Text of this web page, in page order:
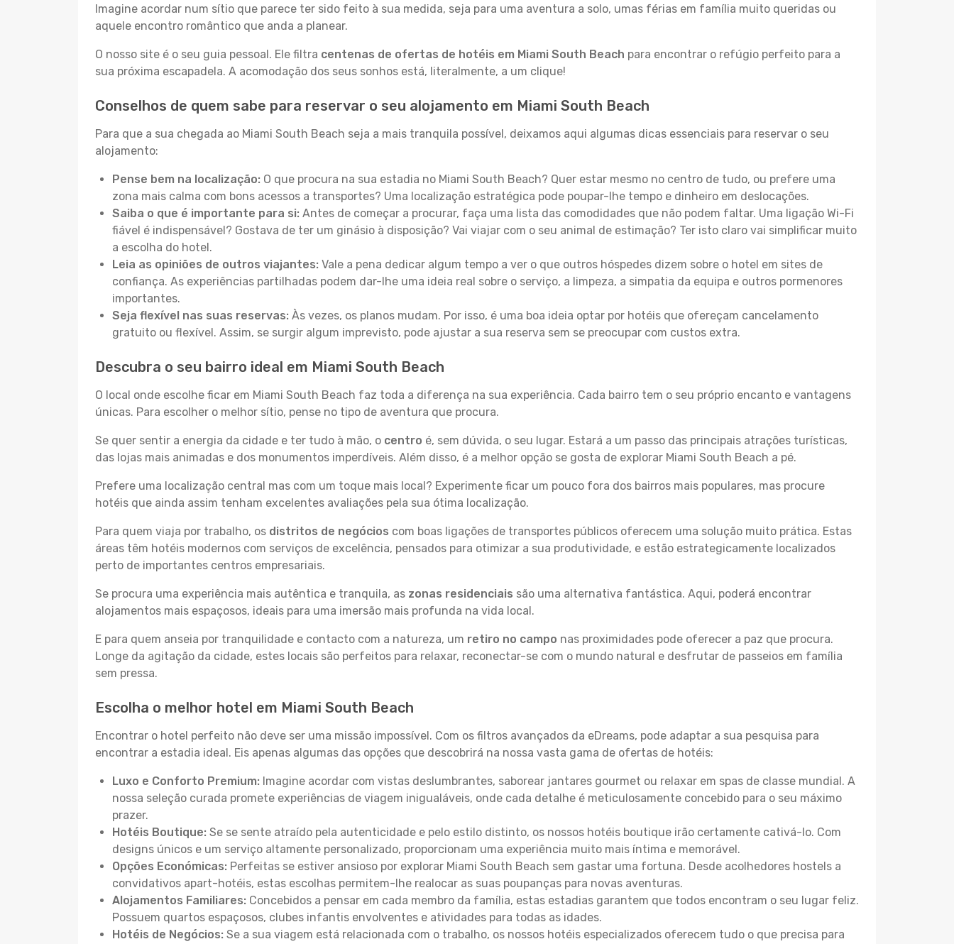
Imagine acordar num sítio que parece ter sido feito à sua medida, seja para uma aventura a solo, umas férias em família muito queridas ou
aquele encontro romântico que anda a planear.
O nosso site é o seu guia pessoal. Ele filtra centenas de ofertas de hotéis em Miami South Beach para encontrar o refúgio perfeito para a
sua próxima escapadela. A acomodação dos seus sonhos está, literalmente, a um clique!
Conselhos de quem sabe para reservar o seu alojamento em Miami South Beach
Para que a sua chegada ao Miami South Beach seja a mais tranquila possível, deixamos aqui algumas dicas essenciais para reservar o seu
alojamento:
Pense bem na localização: O que procura na sua estadia no Miami South Beach? Quer estar mesmo no centro de tudo, ou prefere uma
zona mais calma com bons acessos a transportes? Uma localização estratégica pode poupar-lhe tempo e dinheiro em deslocações.
Saiba o que é importante para si: Antes de começar a procurar, faça uma lista das comodidades que não podem faltar. Uma ligação Wi-Fi
fiável é indispensável? Gostava de ter um ginásio à disposição? Vai viajar com o seu animal de estimação? Ter isto claro vai simplificar muito
a escolha do hotel.
Leia as opiniões de outros viajantes: Vale a pena dedicar algum tempo a ver o que outros hóspedes dizem sobre o hotel em sites de
confiança. As experiências partilhadas podem dar-lhe uma ideia real sobre o serviço, a limpeza, a simpatia da equipa e outros pormenores
importantes.
Seja flexível nas suas reservas: Às vezes, os planos mudam. Por isso, é uma boa ideia optar por hotéis que ofereçam cancelamento
gratuito ou flexível. Assim, se surgir algum imprevisto, pode ajustar a sua reserva sem se preocupar com custos extra.
Descubra o seu bairro ideal em Miami South Beach
O local onde escolhe ficar em Miami South Beach faz toda a diferença na sua experiência. Cada bairro tem o seu próprio encanto e vantagens
únicas. Para escolher o melhor sítio, pense no tipo de aventura que procura.
Se quer sentir a energia da cidade e ter tudo à mão, o centro é, sem dúvida, o seu lugar. Estará a um passo das principais atrações turísticas,
das lojas mais animadas e dos monumentos imperdíveis. Além disso, é a melhor opção se gosta de explorar Miami South Beach a pé.
Prefere uma localização central mas com um toque mais local? Experimente ficar um pouco fora dos bairros mais populares, mas procure
hotéis que ainda assim tenham excelentes avaliações pela sua ótima localização.
Para quem viaja por trabalho, os distritos de negócios com boas ligações de transportes públicos oferecem uma solução muito prática. Estas
áreas têm hotéis modernos com serviços de excelência, pensados para otimizar a sua produtividade, e estão estrategicamente localizados
perto de importantes centros empresariais.
Se procura uma experiência mais autêntica e tranquila, as zonas residenciais são uma alternativa fantástica. Aqui, poderá encontrar
alojamentos mais espaçosos, ideais para uma imersão mais profunda na vida local.
E para quem anseia por tranquilidade e contacto com a natureza, um retiro no campo nas proximidades pode oferecer a paz que procura.
Longe da agitação da cidade, estes locais são perfeitos para relaxar, reconectar-se com o mundo natural e desfrutar de passeios em família
sem pressa.
Escolha o melhor hotel em Miami South Beach
Encontrar o hotel perfeito não deve ser uma missão impossível. Com os filtros avançados da eDreams, pode adaptar a sua pesquisa para
encontrar a estadia ideal. Eis apenas algumas das opções que descobrirá na nossa vasta gama de ofertas de hotéis:
Luxo e Conforto Premium: Imagine acordar com vistas deslumbrantes, saborear jantares gourmet ou relaxar em spas de classe mundial. A
nossa seleção curada promete experiências de viagem inigualáveis, onde cada detalhe é meticulosamente concebido para o seu máximo
prazer.
Hotéis Boutique: Se se sente atraído pela autenticidade e pelo estilo distinto, os nossos hotéis boutique irão certamente cativá-lo. Com
designs únicos e um serviço altamente personalizado, proporcionam uma experiência muito mais íntima e memorável.
Opções Económicas: Perfeitas se estiver ansioso por explorar Miami South Beach sem gastar uma fortuna. Desde acolhedores hostels a
convidativos apart-hotéis, estas escolhas permitem-lhe realocar as suas poupanças para novas aventuras.
Alojamentos Familiares: Concebidos a pensar em cada membro da família, estas estadias garantem que todos encontram o seu lugar feliz.
Possuem quartos espaçosos, clubes infantis envolventes e atividades para todas as idades.
Hotéis de Negócios: Se a sua viagem está relacionada com o trabalho, os nossos hotéis especializados oferecem tudo o que precisa para